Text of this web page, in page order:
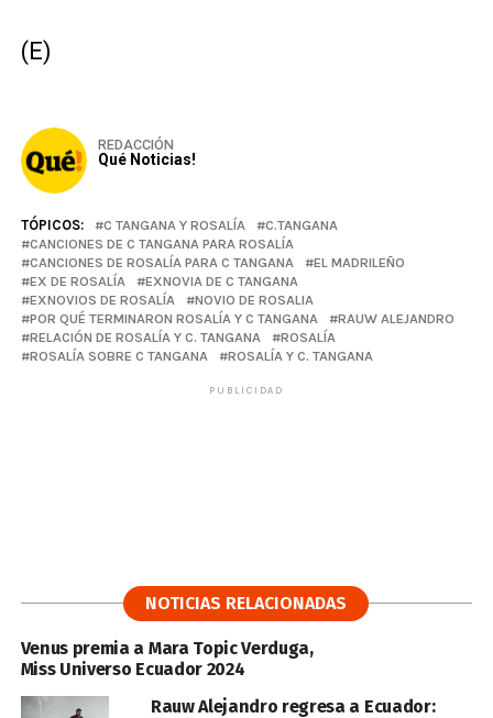
(E)
REDACCIÓN
Qué Noticias!
TÓPICOS: C TANGANA Y ROSALÍA
C.TANGANA
CANCIONES DE C TANGANA PARA ROSALÍA
CANCIONES DE ROSALÍA PARA C TANGANA
EL MADRILEÑO
EX DE ROSALÍA
EXNOVIA DE C TANGANA
EXNOVIOS DE ROSALÍA
NOVIO DE ROSALIA
POR QUÉ TERMINARON ROSALÍA Y C TANGANA
RAUW ALEJANDRO
RELACIÓN DE ROSALÍA Y C. TANGANA
ROSALÍA
ROSALÍA SOBRE C TANGANA
ROSALÍA Y C. TANGANA
PUBLICIDAD
NOTICIAS RELACIONADAS
Venus premia a Mara Topic Verduga,
Miss Universo Ecuador 2024
Rauw Alejandro regresa a Ecuador: